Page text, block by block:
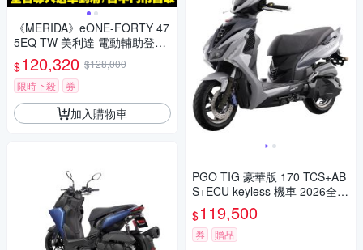
《MERIDA》eONE-FORTY 47
5EQ-TW 美利達 電動輔助登山
車 E-BIKE/輔助/電動車/林道車/
自行車/單車
$120,320 $128,000
限時下殺
券
加入購物車
PGO TIG 豪華版 170 TCS+AB
S+ECU keyless 機車 2026全新
車(水冷之王)
$119,500
券 贈品